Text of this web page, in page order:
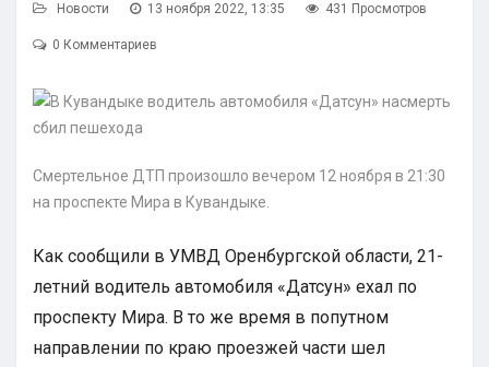
Новости 13 ноября 2022, 13:35 431 Просмотров
0 Комментариев
Смертельное ДТП произошло вечером 12 ноября в 21:30
на проспекте Мира в Кувандыке.
Как сообщили в УМВД Оренбургской области, 21-
летний водитель автомобиля «Датсун» ехал по
проспекту Мира. В то же время в попутном
направлении по краю проезжей части шел